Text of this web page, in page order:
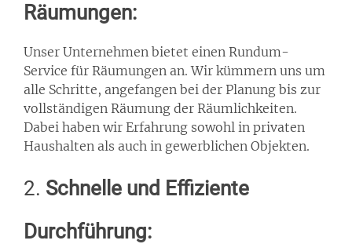
Räumungen:
Unser Unternehmen bietet einen Rundum-
Service für Räumungen an. Wir kümmern uns um
alle Schritte, angefangen bei der Planung bis zur
vollständigen Räumung der Räumlichkeiten.
Dabei haben wir Erfahrung sowohl in privaten
Haushalten als auch in gewerblichen Objekten.
2. Schnelle und Effiziente
Durchführung: